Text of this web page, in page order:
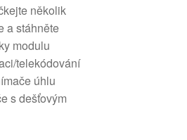
několik
a stáhněte
modulu
telekódování
úhlu
s dešťovým